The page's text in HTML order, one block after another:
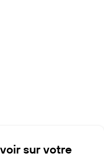
sur votre